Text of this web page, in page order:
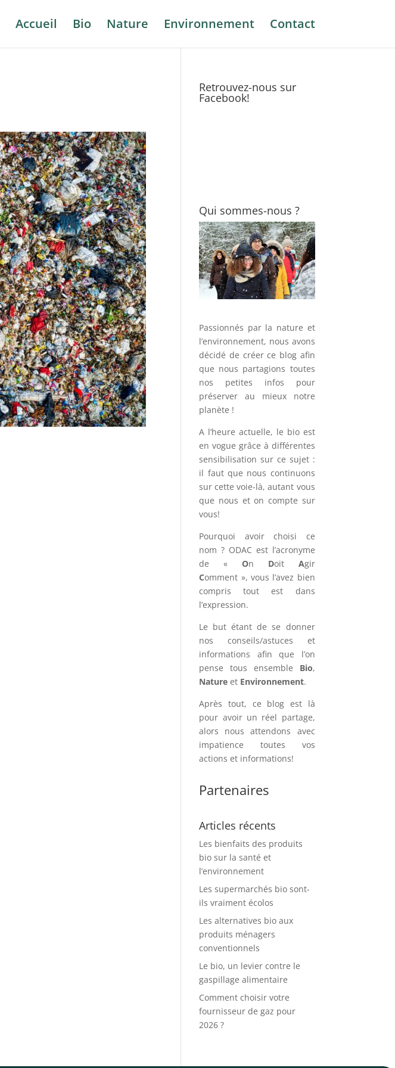
Accueil Bio Nature Environnement Contact
Retrouvez-nous sur
Facebook!
Qui sommes-nous ?
Passionnés par la nature et
l’environnement, nous avons
décidé de créer ce blog afin
que nous partagions toutes
nos petites infos pour
préserver au mieux notre
planète !
A l’heure actuelle, le bio est
en vogue grâce à différentes
sensibilisation sur ce sujet :
il faut que nous continuons
sur cette voie-là, autant vous
que nous et on compte sur
vous!
Pourquoi avoir choisi ce
nom ? ODAC est l’acronyme
de « On Doit Agir
Comment », vous l’avez bien
compris tout est dans
l’expression.
Le but étant de se donner
nos conseils/astuces et
informations afin que l’on
pense tous ensemble Bio,
Nature et Environnement.
Après tout, ce blog est là
pour avoir un réel partage,
alors nous attendons avec
impatience toutes vos
actions et informations!
Partenaires
Articles récents
Les bienfaits des produits
bio sur la santé et
l’environnement
Les supermarchés bio sont-
ils vraiment écolos
Les alternatives bio aux
produits ménagers
conventionnels
Le bio, un levier contre le
gaspillage alimentaire
Comment choisir votre
fournisseur de gaz pour
2026 ?